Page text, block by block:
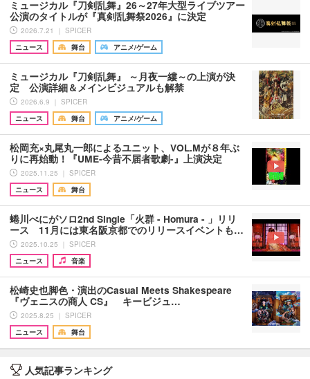
ミュージカル『刀剣乱舞』26～27年大型ライブツアー
公演のタイトルが『真剣乱舞祭2026』に決定
2026.7.21 ｜ SPICER
ニュース
舞台 アニメ/ゲーム
ミュージカル『刀剣乱舞』 ～月夜一縷～の上演が決
定 公演詳細＆メインビジュアルも解禁
2026.6.9 ｜ SPICER
ニュース
舞台 アニメ/ゲーム
松岡充×丸尾丸一郎によるユニット、VOL.Mが８年ぶ
りに再始動！『UME-今昔不届者歌劇-』上演決定
2025.11.25 ｜ SPICER
ニュース
舞台
蜷川べにがソロ2nd Single「火群 - Homura - 」リリ
ース 11月には東名阪京都でのリリースイベントも…
2025.10.25 ｜ SPICER
ニュース
音楽
松崎史也脚色・演出のCasual Meets Shakespeare
『ヴェニスの商人 CS』 キービジュ…
2025.8.25 ｜ SPICER
ニュース
舞台
人気記事ランキング